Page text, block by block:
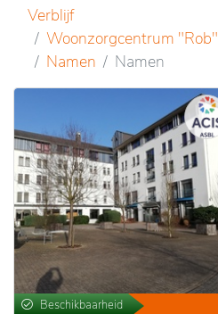
Verblijf
Woonzorgcentrum "Rob"
Namen
Namen
Beschikbaarheid